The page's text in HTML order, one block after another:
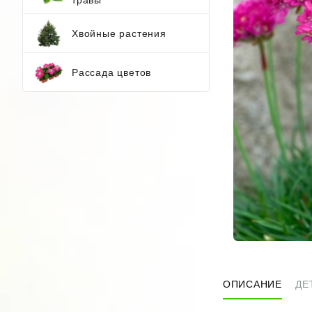
Хвойные растения
Рассада цветов
ОПИСАНИЕ